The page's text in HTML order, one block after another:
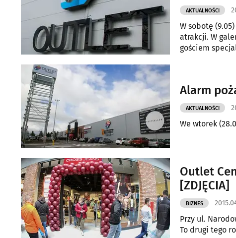
AKTUALNOŚCI
W sobotę
atrakcji. W
gościem
Alarm
AKTUALNOŚCI
We wtorek
Outlet
[ZDJĘCIA]
BIZNES
Przy ul.
To drugi tego